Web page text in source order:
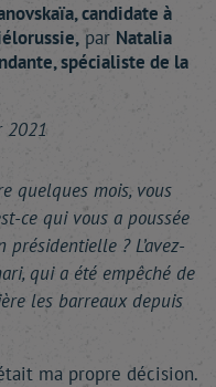
, candidate à
par Natalia
spécialiste de la
2021
quelques mois, vous
ce qui vous a poussée
? L’avez-
qui a été empêché de
les barreaux depuis
ma propre décision.